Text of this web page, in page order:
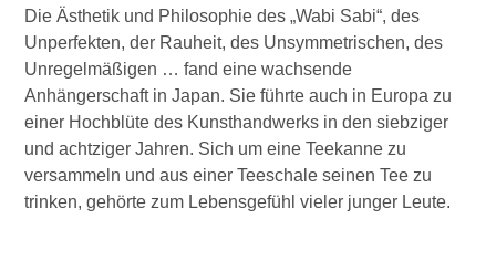
Die Ästhetik und Philosophie des „Wabi Sabi“, des
Unperfekten, der Rauheit, des Unsymmetrischen, des
Unregelmäßigen … fand eine wachsende
Anhängerschaft in Japan. Sie führte auch in Europa zu
einer Hochblüte des Kunsthandwerks in den siebziger
und achtziger Jahren. Sich um eine Teekanne zu
versammeln und aus einer Teeschale seinen Tee zu
trinken, gehörte zum Lebensgefühl vieler junger Leute.